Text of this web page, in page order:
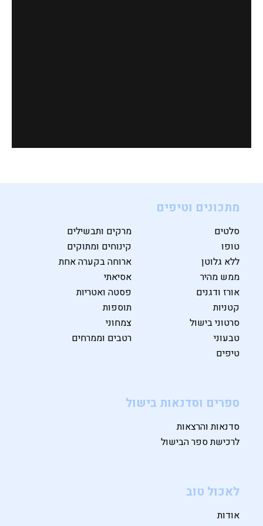
מתכונים וטיפים
סלטים
מרקים ותבשילים
טופו
קינוחים ומתוקים
ללא גלוטן
ארוחה בקערה אחת
ממש מהיר
אסיאתי
אורז ודגנים
פסטה ואטריות
קטניות
תוספות
סרטוני בישול
צמחוני
טבעוני
רטבים וממרחים
טיפים
ספרים וסדנאות בישול
סדנאות והרצאות
לרכישת ספר הבישול
לאכול טוב
אודות